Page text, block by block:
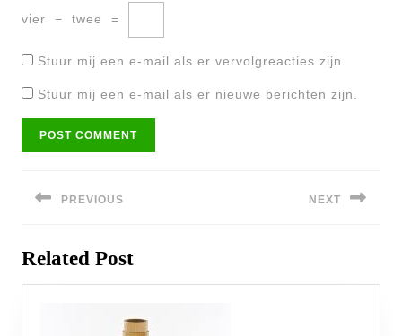
vier − twee =
Stuur mij een e-mail als er vervolgreacties zijn.
Stuur mij een e-mail als er nieuwe berichten zijn.
navigatie
PREVIOUS
post:
NEXT
Related Post